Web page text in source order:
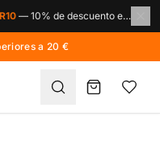
— 10% de descuento en toda la marca Solgar.
a 20 €